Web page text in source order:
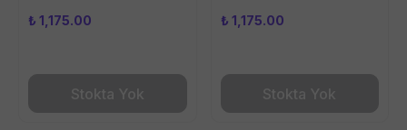
₺ 1,175.00
Stokta Yok
₺ 1,175.00
Stokta Yok